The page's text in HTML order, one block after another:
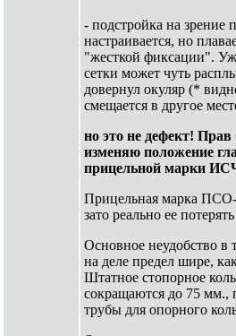
- подстройка на зрение
настраивается, но
"жесткой фиксации".
сетки может чуть
довернул окуляр (*
смещается в другое
но это не дефект!
изменяю положение
прицельной марки
Прицельная марка ПСО-
зато реально ее
Основное неудобство в
на деле предел шире,
Штатное стопорное
сокращаются до 75 мм.,
трубы для опорного